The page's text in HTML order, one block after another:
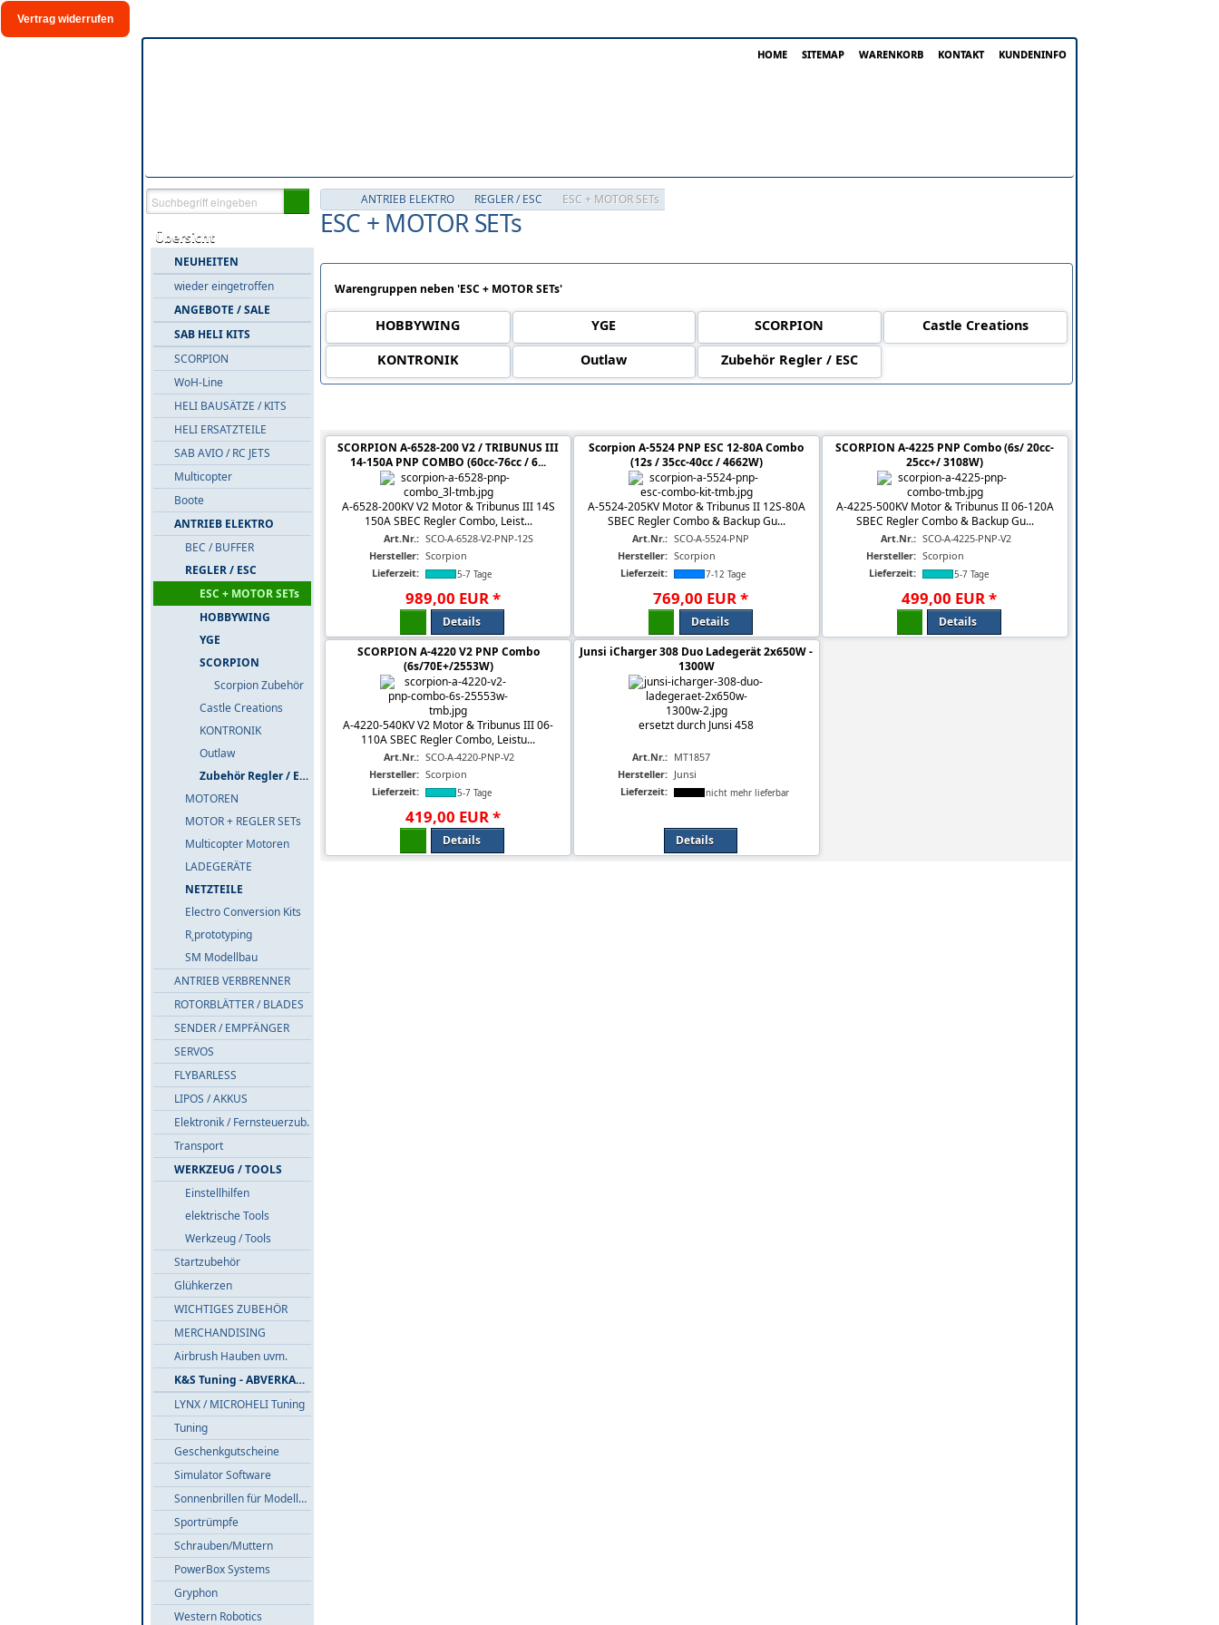
Vertrag widerrufen
HOME SITEMAP WARENKORB KONTAKT KUNDENINFO
Übersicht
NEUHEITEN
wieder eingetroffen
ANGEBOTE / SALE
SAB HELI KITS
SCORPION
WoH-Line
HELI BAUSÄTZE / KITS
HELI ERSATZTEILE
SAB AVIO / RC JETS
Multicopter
Boote
ANTRIEB ELEKTRO
BEC / BUFFER
REGLER / ESC
ESC + MOTOR SETs
HOBBYWING
YGE
SCORPION
Scorpion Zubehör
Castle Creations
KONTRONIK
Outlaw
Zubehör Regler / ESC
MOTOREN
MOTOR + REGLER SETs
Multicopter Motoren
LADEGERÄTE
NETZTEILE
Electro Conversion Kits
R˛prototyping
SM Modellbau
ANTRIEB VERBRENNER
ROTORBLÄTTER / BLADES
SENDER / EMPFÄNGER
SERVOS
FLYBARLESS
LIPOS / AKKUS
Elektronik / Fernsteuerzub.
Transport
WERKZEUG / TOOLS
Einstellhilfen
elektrische Tools
Werkzeug / Tools
Startzubehör
Glühkerzen
WICHTIGES ZUBEHÖR
MERCHANDISING
Airbrush Hauben uvm.
K&S Tuning - ABVERKAUF
LYNX / MICROHELI Tuning
Tuning
Geschenkgutscheine
Simulator Software
Sonnenbrillen für Modellflieger
Sportrümpfe
Schrauben/Muttern
PowerBox Systems
Gryphon
Western Robotics
ANTRIEB ELEKTRO REGLER / ESC ESC + MOTOR SETs
ESC + MOTOR SETs
Warengruppen neben 'ESC + MOTOR SETs'
HOBBYWING YGE SCORPION
Castle Creations
KONTRONIK
Outlaw Zubehör Regler / ESC
SCORPION A-6528-200 V2 / TRIBUNUS III
14-150A PNP COMBO (60cc-76cc / 6...
A-6528-200KV V2 Motor & Tribunus III 14S
150A SBEC Regler Combo, Leist...
Art.Nr.: SCO-A-6528-V2-PNP-12S
Hersteller: Scorpion
Lieferzeit:
5-7 Tage
989,00 EUR*
Details
Scorpion A-5524 PNP ESC 12-80A Combo
(12s / 35cc-40cc / 4662W)
A-5524-205KV Motor & Tribunus II 12S-80A
SBEC Regler Combo & Backup Gu...
Art.Nr.: SCO-A-5524-PNP
Hersteller: Scorpion
Lieferzeit:
7-12 Tage
769,00 EUR*
Details
SCORPION A-4225 PNP Combo (6s/ 20cc-
25cc+/ 3108W)
A-4225-500KV Motor & Tribunus II 06-120A
SBEC Regler Combo & Backup Gu...
Art.Nr.: SCO-A-4225-PNP-V2
Hersteller: Scorpion
Lieferzeit:
5-7 Tage
499,00 EUR*
Details
SCORPION A-4220 V2 PNP Combo
(6s/70E+/2553W)
A-4220-540KV V2 Motor & Tribunus III 06-
110A SBEC Regler Combo, Leistu...
Art.Nr.: SCO-A-4220-PNP-V2
Hersteller: Scorpion
Lieferzeit:
5-7 Tage
419,00 EUR*
Details
Junsi iCharger 308 Duo Ladegerät 2x650W -
1300W
ersetzt durch Junsi 458
Art.Nr.: MT1857
Hersteller: Junsi
Lieferzeit:
nicht mehr lieferbar
Details